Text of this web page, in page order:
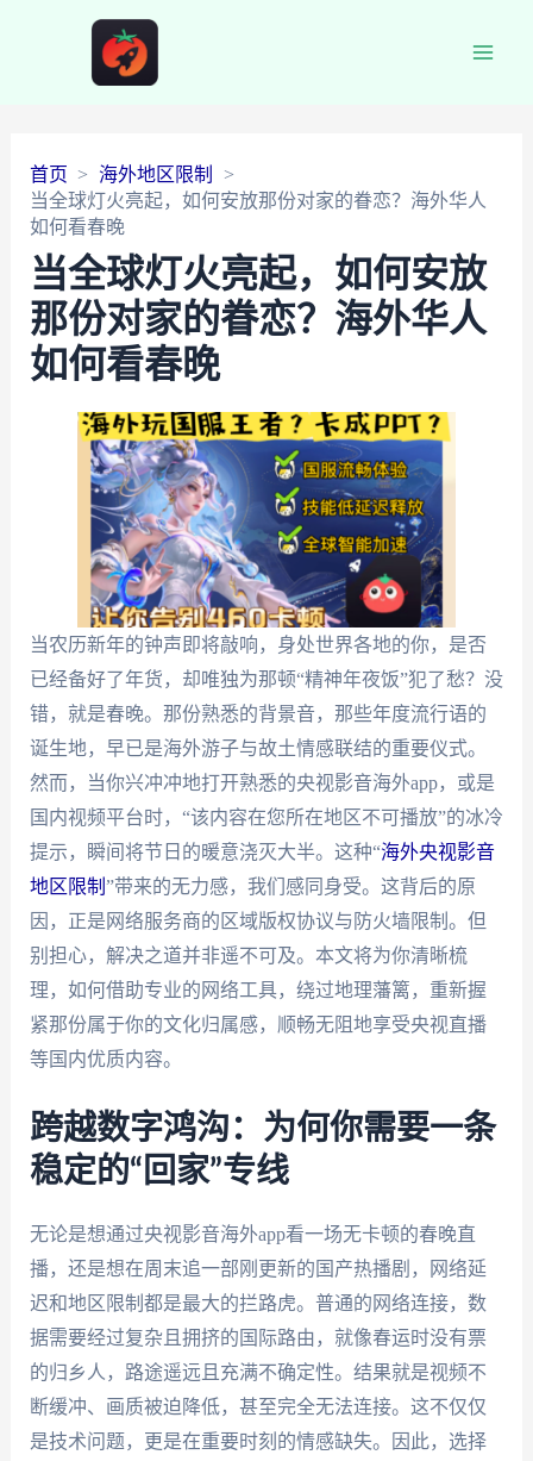
首页
海外地区限制
当全球灯火亮起，如何安放那份对家的眷恋？海外华人
如何看春晚
当全球灯火亮起，如何安放
那份对家的眷恋？海外华人
如何看春晚
当农历新年的钟声即将敲响，身处世界各地的你，是否
已经备好了年货，却唯独为那顿“精神年夜饭”犯了愁？没
错，就是春晚。那份熟悉的背景音，那些年度流行语的
诞生地，早已是海外游子与故土情感联结的重要仪式。
然而，当你兴冲冲地打开熟悉的央视影音海外app，或是
国内视频平台时，“该内容在您所在地区不可播放”的冰冷
提示，瞬间将节日的暖意浇灭大半。这种“海外央视影音
地区限制 ”带来的无力感，我们感同身受。这背后的原
因，正是网络服务商的区域版权协议与防火墙限制。但
别担心，解决之道并非遥不可及。本文将为你清晰梳
理，如何借助专业的网络工具，绕过地理藩篱，重新握
紧那份属于你的文化归属感，顺畅无阻地享受央视直播
等国内优质内容。
跨越数字鸿沟：为何你需要一条
稳定的“回家”专线
无论是想通过央视影音海外app看一场无卡顿的春晚直
播，还是想在周末追一部刚更新的国产热播剧，网络延
迟和地区限制都是最大的拦路虎。普通的网络连接，数
据需要经过复杂且拥挤的国际路由，就像春运时没有票
的归乡人，路途遥远且充满不确定性。结果就是视频不
断缓冲、画质被迫降低，甚至完全无法连接。这不仅仅
是技术问题，更是在重要时刻的情感缺失。因此，选择